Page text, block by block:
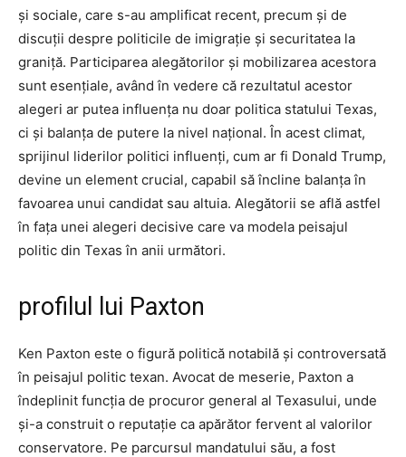
și sociale, care s-au amplificat recent, precum și de
discuții despre politicile de imigrație și securitatea la
graniță. Participarea alegătorilor și mobilizarea acestora
sunt esențiale, având în vedere că rezultatul acestor
alegeri ar putea influența nu doar politica statului Texas,
ci și balanța de putere la nivel național. În acest climat,
sprijinul liderilor politici influenți, cum ar fi Donald Trump,
devine un element crucial, capabil să încline balanța în
favoarea unui candidat sau altuia. Alegătorii se află astfel
în fața unei alegeri decisive care va modela peisajul
politic din Texas în anii următori.
profilul lui Paxton
Ken Paxton este o figură politică notabilă și controversată
în peisajul politic texan. Avocat de meserie, Paxton a
îndeplinit funcția de procuror general al Texasului, unde
și-a construit o reputație ca apărător fervent al valorilor
conservatore. Pe parcursul mandatului său, a fost